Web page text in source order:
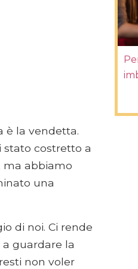
è la vendetta.
stato costretto a
ma abbiamo
una
di noi. Ci rende
guardare la
non voler